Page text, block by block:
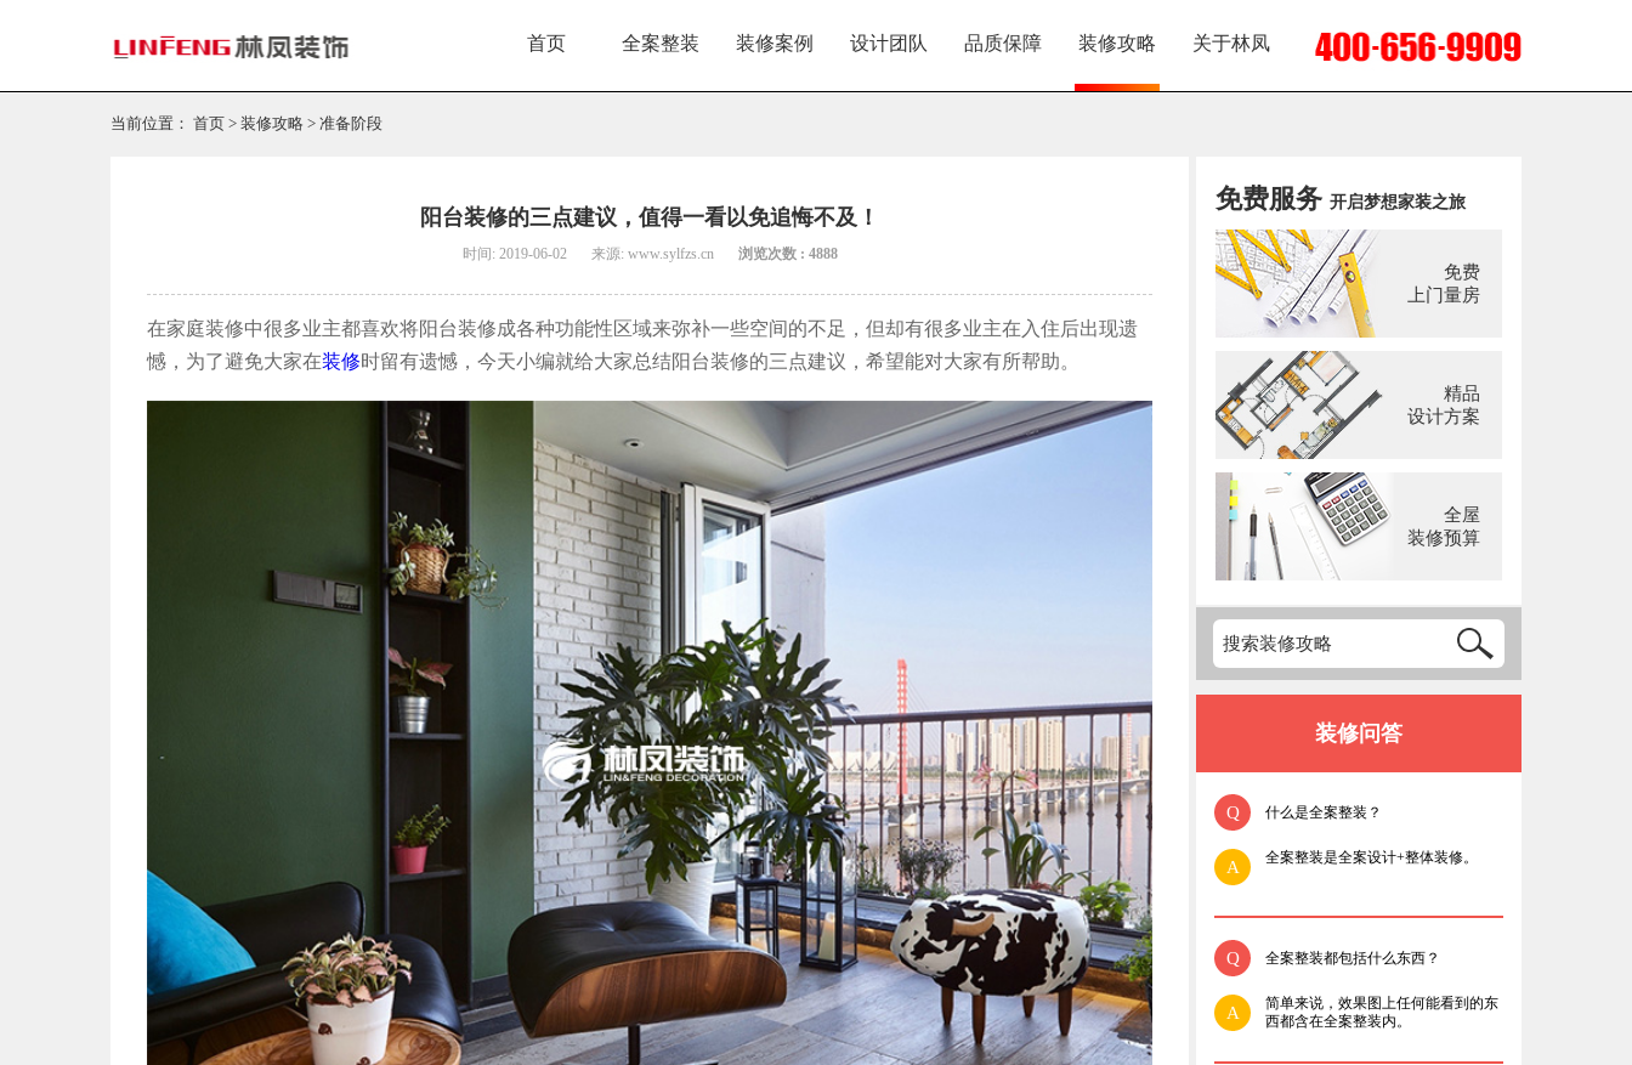
首页 全案整装 装修案例 设计团队 品质保障 装修攻略 关于林凤
当前位置： 首页 > 装修攻略 > 准备阶段
阳台装修的三点建议，值得一看以免追悔不及！
时间: 2019-06-02 来源: www.sylfzs.cn 浏览次数 : 4888
在家庭装修中很多业主都喜欢将阳台装修成各种功能性区域来弥补一些空间的不足，但却有很多业主在入住后出现遗
憾，为了避免大家在装修时留有遗憾，今天小编就给大家总结阳台装修的三点建议，希望能对大家有所帮助。
免费服务 开启梦想家装之旅
免费
上门量房
精品
设计方案
全屋
装修预算
装修问答
Q 什么是全案整装？
A 全案整装是全案设计+整体装修。
Q 全案整装都包括什么东西？
A
简单来说，效果图上任何能看到的东
西都含在全案整装内。